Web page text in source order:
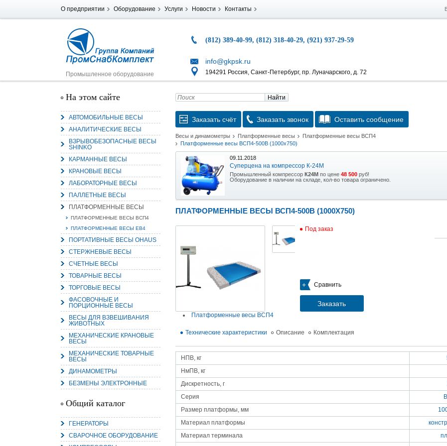
О предприятии Оборудование Услуги Новости Контакты
Промышленное оборудование
(812) 389-40-99, (812) 318-40-29, (921) 937-29-59
info@gkpsk.ru
194291 Россия, Санкт-Петербург, пр. Луначарского, д. 72
На этом сайте
АВТОМОБИЛЬНЫЕ ВЕСЫ
АНАЛИТИЧЕСКИЕ ВЕСЫ
ВЗРЫВОБЕЗОПАСНЫЕ ВЕСЫ
SHINKO
КАРМАННЫЕ ВЕСЫ
КРАНОВЫЕ ВЕСЫ
ЛАБОРАТОРНЫЕ ВЕСЫ
ПАЛЛЕТНЫЕ ВЕСЫ
ПЛАТФОРМЕННЫЕ ВЕСЫ
ПЛАТФОРМЕННЫЕ ВЕСЫ ВСП4
ПЛАТФОРМЕННЫЕ ВЕСЫ ЕВ4
ПОРТАТИВНЫЕ ВЕСЫ OHAUS
СТЕРЖНЕВЫЕ ВЕСЫ
СЧЕТНЫЕ ВЕСЫ
ТОВАРНЫЕ ВЕСЫ
ТОРГОВЫЕ ВЕСЫ
ФАСОВОЧНЫЕ И
ПОРЦИОННЫЕ ВЕСЫ
ВЕСЫ ДЛЯ ВЗВЕШИВАНИЯ
ЖИВОТНЫХ
МЕХАНИЧЕСКИЕ КРАНОВЫЕ
ВЕСЫ
МЕХАНИЧЕСКИЕ ТОВАРНЫЕ
ВЕСЫ
ДИНАМОМЕТРЫ
БЕЗМЕНЫ ЭЛЕКТРОННЫЕ
Общий каталог
ГЕНЕРАТОРЫ
СВАРОЧНОЕ ОБОРУДОВАНИЕ
Найти
Заказать счёт Заказать звонок Оставить сообщение
Весы и динамометры Платформенные весы
Платформенные весы ВСП4
Платформенные весы ВСП4-500В (1000x750)
09.11.2018
Суперцена на компрессор К-24М
Промышленный компрессор К24М по цене 48 500 руб!
Оборудование в наличии на складе, кол-во товара ограничено.
15.10.2018
Уникальная возможность приобрести (в наличии на складе) тележку гидравлическую
Новое поступление на склад насосов
Насосы Calpeda в НАЛИЧИИ
https://www.1nasos.ru/vodosnabzhenie-otoplenie/calpeda-mxh-203e
15.01.2018
Ручные насосы НБУ без торговой наценки!
Поступление насосов НБУ 700-02 на склад в Спб. Купите сегодня по цене производителя!
Насос бочковой универсальный НБУ 700-02 предназначен для перекачивания пищевых
масел из бочек и других емкостей и соответствует государственным санитарно-
правилам и нормам.
15.01.2018
Оборудование в наличии на складе!!! Цены фиксированы!
Акция на Пневмонагнетатель ТОПОЛЬ 300 ТРАНСМИКС и
Растворосмеситель
Товар имеется в наличии на складе.
Наклонный подъемник Minor Escalera по цене 2014 года
Оборудование в наличии на складе.
Стоимость 260 000 руб!
ПЛАТФОРМЕННЫЕ ВЕСЫ ВСП4-500В (1000X750)
Под заказ
Сравнить
Заказать
Платформенные весы ВСП4
Технические характеристики Описание Комплектация
НПВ, кг
НмПВ, кг
Дискретность, г
Серия
Размер платформы, мм
Материал платформы
Материал терминала